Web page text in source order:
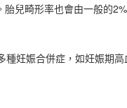
兒畸形率也會由一般的
種妊娠合併症，如妊娠期高